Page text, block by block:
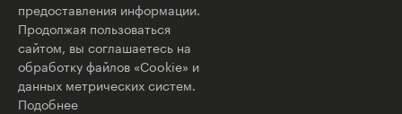
предоставления информации.
Продолжая пользоваться
сайтом, вы соглашаетесь на
обработку файлов «Cookie» и
данных метрических систем.
Подобнее